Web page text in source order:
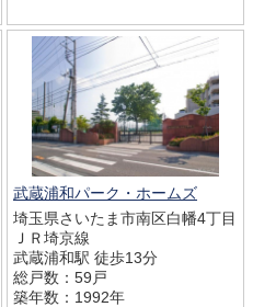
武蔵浦和パーク・ホームズ
埼玉県さいたま市南区白幡4丁目
ＪＲ埼京線
武蔵浦和駅 徒歩13分
総戸数：59戸
築年数：1992年